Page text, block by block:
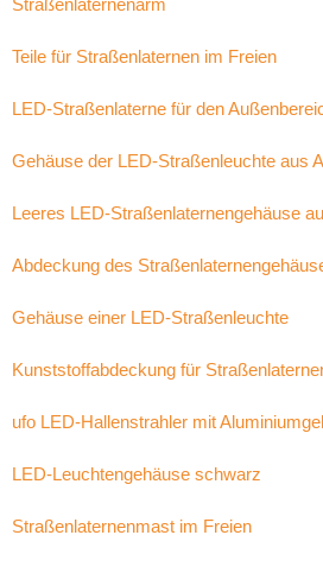
Straßenlaternenarm
Teile für Straßenlaternen im Freien
LED-Straßenlaterne für den
Gehäuse der LED-Straßenleuchte aus
Leeres LED-Straßenlaternengehäuse
Abdeckung des
Gehäuse einer LED-Straßenleuchte
Kunststoffabdeckung für
ufo LED-Hallenstrahler mit
LED-Leuchtengehäuse schwarz
Straßenlaternenmast im Freien